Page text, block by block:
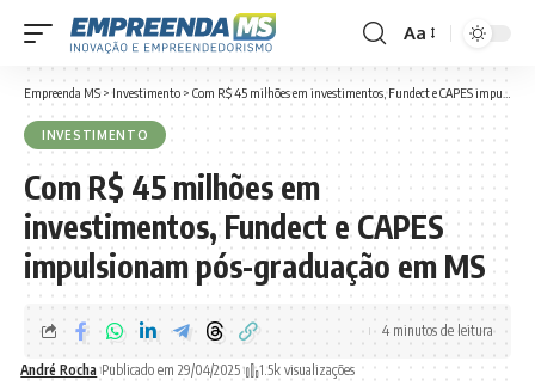
Font
Resizer
Aa
Empreenda MS>Investimento> Com R$ 45 milhões em investimentos, Fundect e CAPES impulsionam pós-graduação em MS
INVESTIMENTO
Com R$ 45 milhões em
investimentos, Fundect e CAPES
impulsionam pós-graduação em MS
André Rocha Publicado em 29/04/2025 1.5k visualizações
4 minutos de leitura